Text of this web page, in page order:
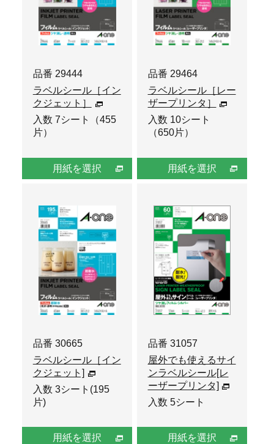
品番 29444
ラベルシール［イン
クジェット］
入数 7シート（455
片）
用紙を選択
品番 29464
ラベルシール［レー
ザープリンタ］
入数 10シート
（650片）
用紙を選択
品番 30665
ラベルシール［イン
クジェット]
入数 3シート(195
片)
用紙を選択
品番 31057
屋外でも使えるサイ
ンラベルシール[レ
ーザープリンタ]
入数 5シート
用紙を選択